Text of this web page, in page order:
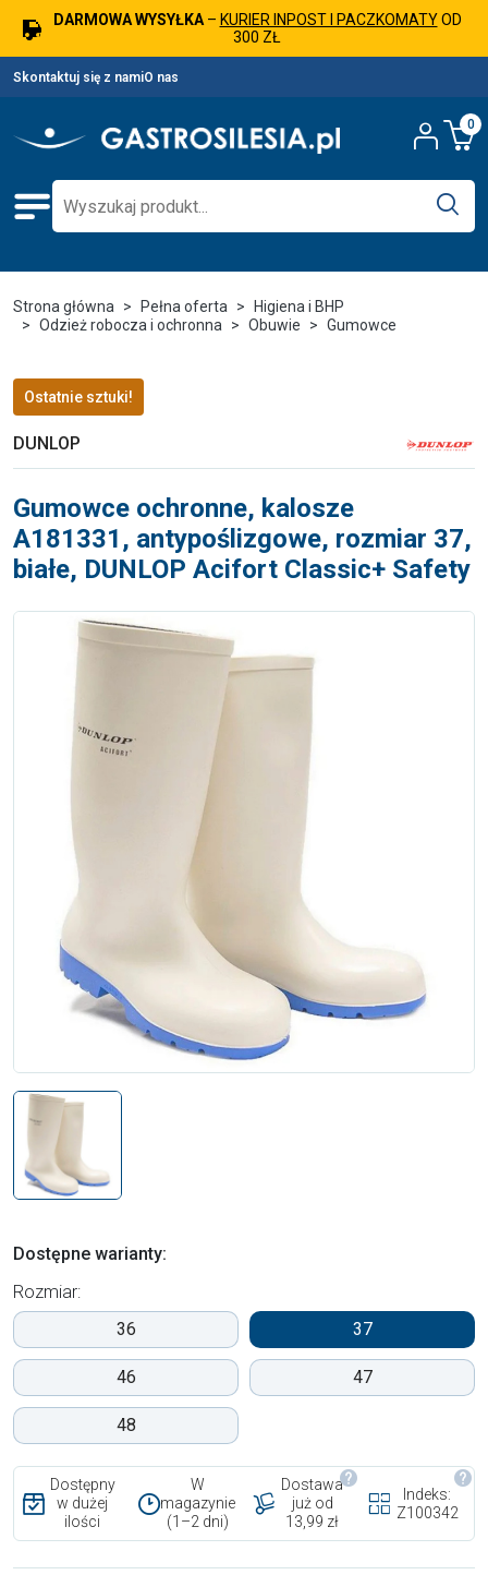
DARMOWA WYSYŁKA– KURIER INPOST I PACZKOMATYOD
300 ZŁ
Skontaktuj się z namiO nas
0
Strona główna Pełna oferta
Higiena i BHP
Odzież robocza i ochronna
Obuwie Gumowce
Ostatnie sztuki!
DUNLOP
Gumowce ochronne, kalosze
A181331, antypoślizgowe, rozmiar 37,
białe, DUNLOP Acifort Classic+ Safety
Dostępne warianty:
Rozmiar:
36
37
46 47
48
Dostępny
w dużej
ilości
W
magazynie
(1–2 dni)
Dostawa
już od
13,99 zł
Indeks:
Z100342